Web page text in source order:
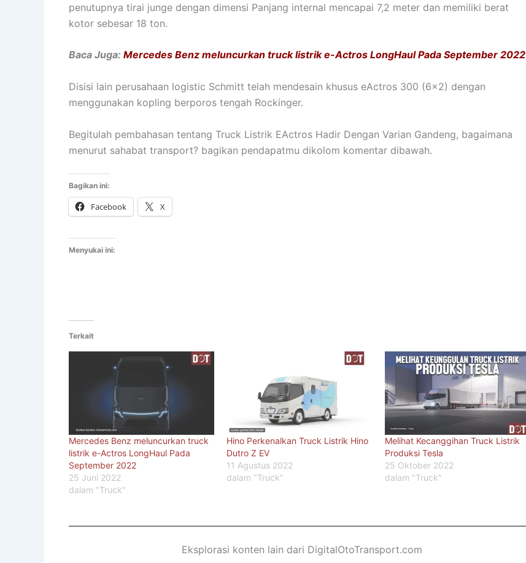
penutupnya tirai junge dengan dimensi Panjang internal mencapai 7,2 meter dan memiliki berat
kotor sebesar 18 ton.
Baca Juga: Mercedes Benz meluncurkan truck listrik e-Actros LongHaul Pada September 2022
Disisi lain perusahaan logistic Schmitt telah mendesain khusus eActros 300 (6×2) dengan
menggunakan kopling berporos tengah Rockinger.
Begitulah pembahasan tentang Truck Listrik EActros Hadir Dengan Varian Gandeng, bagaimana
menurut sahabat transport? bagikan pendapatmu dikolom komentar dibawah.
Bagikan ini:
Facebook X
Menyukai ini:
Terkait
Mercedes Benz meluncurkan truck
listrik e-Actros LongHaul Pada
September 2022
25 Juni 2022
dalam "Truck"
Hino Perkenalkan Truck Listrik Hino
Dutro Z EV
11 Agustus 2022
dalam "Truck"
Melihat Kecanggihan Truck Listrik
Produksi Tesla
25 Oktober 2022
dalam "Truck"
Eksplorasi konten lain dari DigitalOtoTransport.com